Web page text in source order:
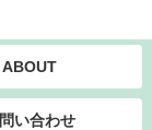
ABOUT
い合わせ